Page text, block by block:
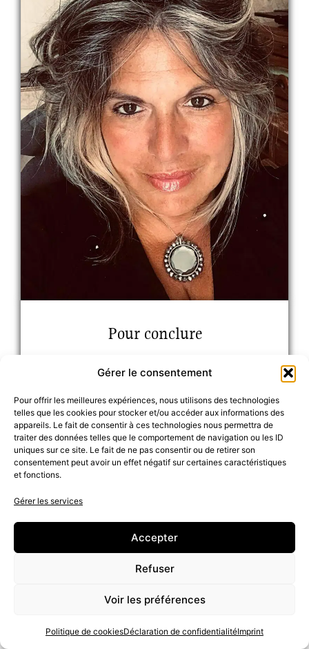
Gérer le consentement
Pour offrir les meilleures expériences, nous utilisons des technologies
telles que les cookies pour stocker et/ou accéder aux informations des
appareils. Le fait de consentir à ces technologies nous permettra de
traiter des données telles que le comportement de navigation ou les ID
uniques sur ce site. Le fait de ne pas consentir ou de retirer son
consentement peut avoir un effet négatif sur certaines caractéristiques
et fonctions.
Gérer les services
Accepter
Refuser
Voir les préférences
Politique de cookiesDéclaration de confidentialitéImprint
Pour conclure
cadenas est à utiliser une fois que les
problèmes sont résolus et que votre
relation de couple est perenne
puisque sa raison d’être est de sceller
un amour partagé.